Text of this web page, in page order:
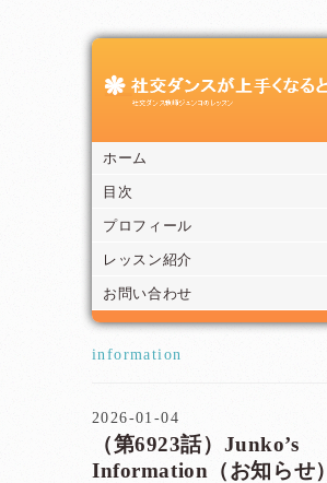
ホーム
目次
プロフィール
レッスン紹介
お問い合わせ
information
2026-01-04
（第6923話）Junko’s
Information（お知らせ）